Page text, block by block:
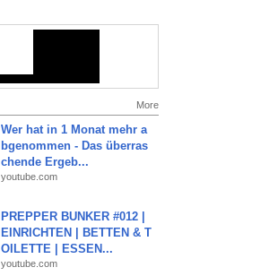
More
Wer hat in 1 Monat mehr a
bgenommen - Das überras
chende Ergeb...
youtube.com
PREPPER BUNKER #012 |
EINRICHTEN | BETTEN & T
OILETTE | ESSEN...
youtube.com